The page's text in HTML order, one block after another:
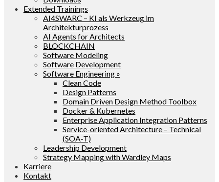
Extended Trainings
AI4SWARC – KI als Werkzeug im
Architekturprozess
AI Agents for Architects
BLOCKCHAIN
Software Modeling
Software Development
Software Engineering »
Clean Code
Design Patterns
Domain Driven Design Method Toolbox
Docker & Kubernetes
Enterprise Application Integration Patterns
Service-oriented Architecture – Technical
(SOA-T)
Leadership Development
Strategy Mapping with Wardley Maps
Karriere
Kontakt